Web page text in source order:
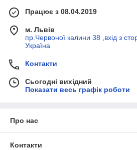
Працює з 08.04.2019
м. Львів
пр.Червоної калини 38 ,вхід з
Україна
Контакти
Сьогодні вихідний
Показати весь графік роботи
Про нас
Контакти